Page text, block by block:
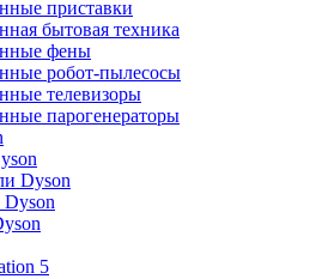
приставки
бытовая техника
фены
робот-пылесосы
телевизоры
парогенераторы
Dyson
5